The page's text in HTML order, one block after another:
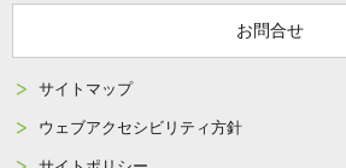
お問合せ
サイトマップ
ウェブアクセシビリティ方針